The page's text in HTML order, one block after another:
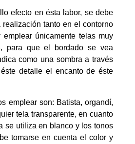
efecto en ésta labor, se debe
tanto en el contorno
únicamente telas muy
para que el bordado se vea
como una sombra a través
detalle el encanto de éste
emplear son: Batista, organdí,
tela transparente, en cuanto
se utiliza en blanco y los tonos
tomarse en cuenta el color y